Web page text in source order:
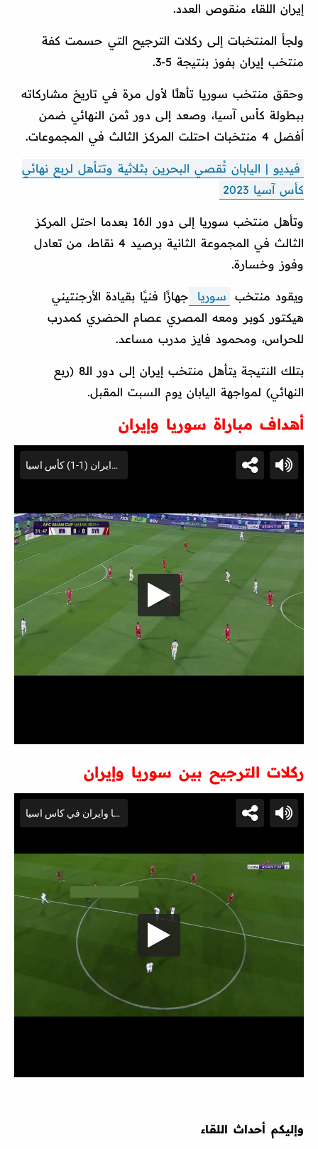
إيران اللقاء منقوص العدد.
ولجأ المنتخبات إلى ركلات الترجيح التي حسمت كفة
منتخب إيران بفوز بنتيجة 5-3.
وحقق منتخب سوريا تأهلًا لأول مرة في تاريخ مشاركاته
ببطولة كأس آسيا، وصعد إلى دور ثمن النهائي ضمن
أفضل 4 منتخبات احتلت المركز الثالث في المجموعات.
فيديو | اليابان تُقصي البحرين بثلاثية وتتأهل لربع نهائي
كأس آسيا 2023
وتأهل منتخب سوريا إلى دور الـ16 بعدما احتل المركز
الثالث في المجموعة الثانية برصيد 4 نقاط، من تعادل
وفوز وخسارة.
ويقود منتخب سوريا
جهازًا فنيًا بقيادة الأرجنتيني
هيكتور كوبر ومعه المصري عصام الحضري كمدرب
للحراس، ومحمود فايز مدرب مساعد.
بتلك النتيجة يتأهل منتخب إيران إلى دور الـ8 (ربع
النهائي) لمواجهة اليابان يوم السبت المقبل.
أهداف مباراة سوريا وإيران
ركلات الترجيح بين سوريا وإيران
وإليكم أحداث اللقاء